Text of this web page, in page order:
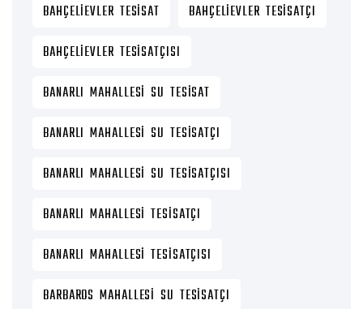
BAHÇELIEVLER TESISAT
BAHÇELIEVLER TESISATÇI
BAHÇELIEVLER TESISATÇISI
BANARLI MAHALLESI SU TESISAT
BANARLI MAHALLESI SU TESISATÇI
BANARLI MAHALLESI SU TESISATÇISI
BANARLI MAHALLESI TESISATÇI
BANARLI MAHALLESI TESISATÇISI
BARBAROS MAHALLESI SU TESISATÇI